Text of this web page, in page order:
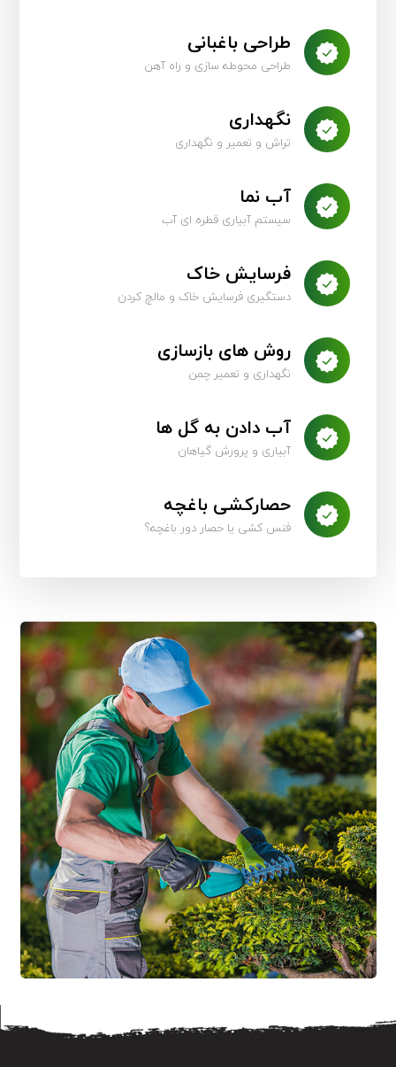
طراحی باغبانی
طراحی محوطه سازی و راه آهن
نگهداری
تراش و تعمیر و نگهداری
آب نما
سیستم آبیاری قطره ای آب
فرسایش خاک
دستگیری فرسایش خاک و مالچ کردن
روش های بازسازی
نگهداری و تعمیر چمن
آب دادن به گل ها
آبیاری و پرورش گیاهان
حصارکشی باغچه
فنس کشی یا حصار دور باغچه؟